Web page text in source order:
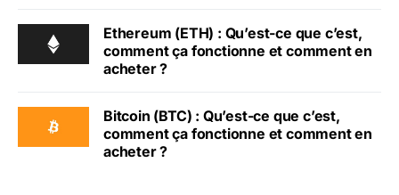
Ethereum (ETH) : Qu’est-ce que c’est,
comment ça fonctionne et comment en
acheter ?
Bitcoin (BTC) : Qu’est-ce que c’est,
comment ça fonctionne et comment en
acheter ?